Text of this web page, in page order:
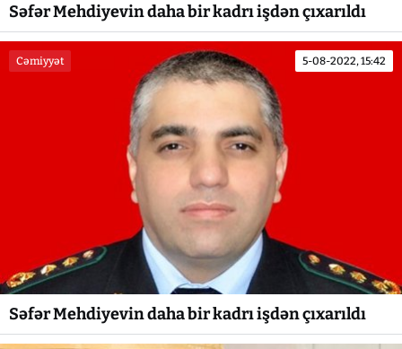
Səfər Mehdiyevin daha bir kadrı işdən çıxarıldı
Cəmiyyət 5-08-2022, 15:42
Səfər Mehdiyevin daha bir kadrı işdən çıxarıldı